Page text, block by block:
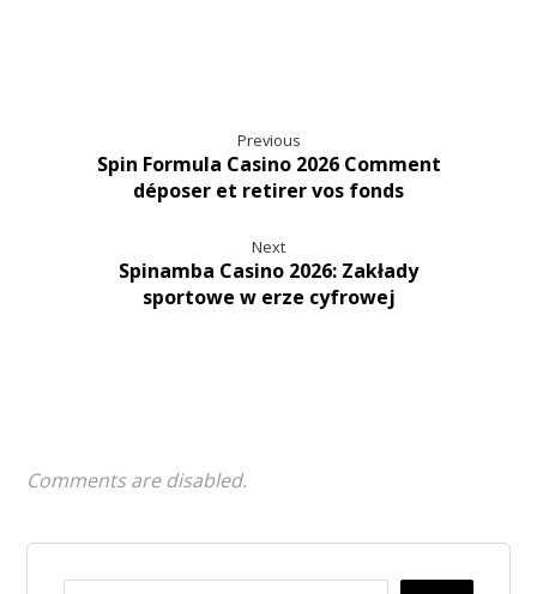
Previous
Spin Formula Casino 2026 Comment
déposer et retirer vos fonds
Next
Spinamba Casino 2026: Zakłady
sportowe w erze cyfrowej
Comments are disabled.